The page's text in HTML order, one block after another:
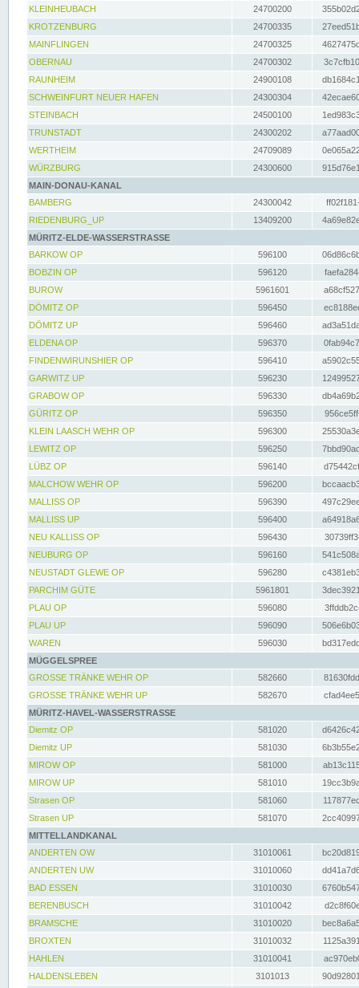
KLEINHEUBACH 24700200
KROTZENBURG
24700335
MAINFLINGEN
24700325
OBERNAU
24700302
RAUNHEIM
24900108
SCHWEINFURT NEUER HAFEN
24300304
STEINBACH
24500100
TRUNSTADT
24300202
WERTHEIM
24709089
WÜRZBURG
24300600
MAIN-DONAU-KANAL
BAMBERG
24300042
RIEDENBURG_UP
13409200
MÜRITZ-ELDE-WASSERSTRASSE
BARKOW OP
596100
BOBZIN OP
596120
BUROW
5961601
DÖMITZ OP
596450
DÖMITZ UP
596460
ELDENA OP
596370
FINDENWIRUNSHIER OP
596410
GARWITZ UP
596230
GRABOW OP
596330
GÜRITZ OP
596350
KLEIN LAASCH WEHR OP
596300
LEWITZ OP
596250
LÜBZ OP
596140
MALCHOW WEHR OP
596200
MALLISS OP
596390
MALLISS UP
596400
NEU KALLISS OP
596430
NEUBURG OP
596160
NEUSTADT GLEWE OP
596280
PARCHIM GÜTE
5961801
PLAU OP
596080
PLAU UP
596090
WAREN
596030
MÜGGELSPREE
GROSSE TRÄNKE WEHR OP
582660
GROSSE TRÄNKE WEHR UP
582670
MÜRITZ-HAVEL-WASSERSTRASSE
Diemitz OP
581020
Diemitz UP
581030
MIROW OP
581000
MIROW UP
581010
Strasen OP
581060
Strasen UP
581070
MITTELLANDKANAL
ANDERTEN OW
31010061
ANDERTEN UW
31010060
BAD ESSEN
31010030
BERENBUSCH
31010042
BRAMSCHE
31010020
BROXTEN
31010032
HAHLEN
31010041
HALDENSLEBEN
3101013